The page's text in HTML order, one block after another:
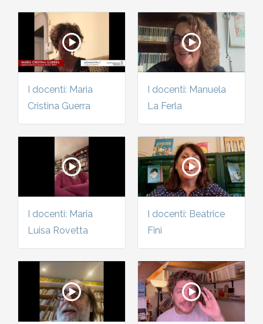
I docenti: Maria
Cristina Guerra
I docenti: Manuela
La Ferla
I docenti: Maria
Luisa Rovetta
I docenti: Beatrice
Fini